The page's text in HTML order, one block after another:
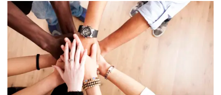
Scopri di più Conto Socio Più Consumatori